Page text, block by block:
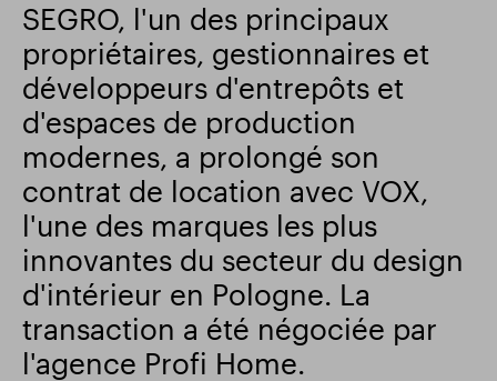
Parc intelligent
SEGRO, l'un des principaux
propriétaires, gestionnaires et
développeurs d'entrepôts et
d'espaces de production
modernes, a prolongé son
contrat de location avec VOX,
l'une des marques les plus
innovantes du secteur du design
d'intérieur en Pologne. La
transaction a été négociée par
l'agence Profi Home.